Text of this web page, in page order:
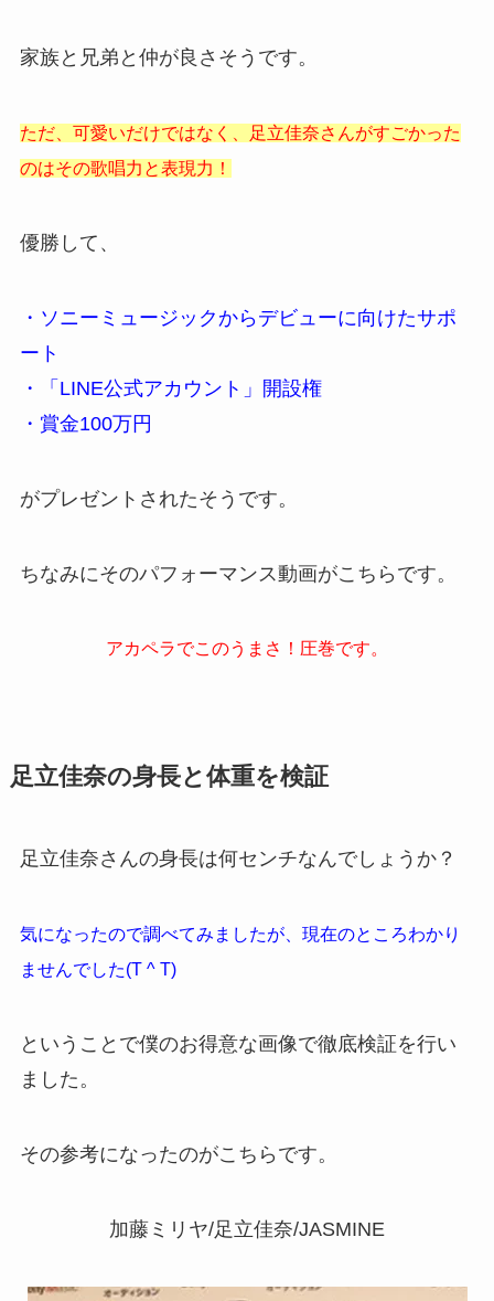
家族と兄弟と仲が良さそうです。
ただ、可愛いだけではなく、足立佳奈さんがすごかった
のはその歌唱力と表現力！
優勝して、
・ソニーミュージックからデビューに向けたサポ
ート
・「LINE公式アカウント」開設権
・賞金100万円
がプレゼントされたそうです。
ちなみにそのパフォーマンス動画がこちらです。
アカペラでこのうまさ！圧巻です。
足立佳奈の身長と体重を検証
足立佳奈さんの身長は何センチなんでしょうか？
気になったので調べてみましたが、現在のところわかり
ませんでした(T ^ T)
ということで僕のお得意な画像で徹底検証を行い
ました。
その参考になったのがこちらです。
加藤ミリヤ/足立佳奈/JASMINE